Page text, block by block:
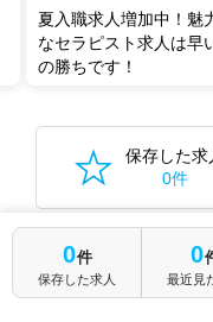
夏入職求人増加中！魅
なセラピスト求人は早
の勝ちです！
保存した求
0件
保存した
0件
保存した求人
0
最近見